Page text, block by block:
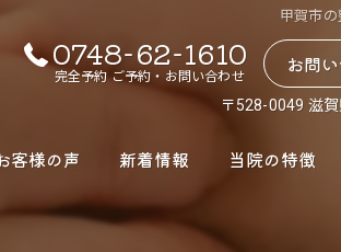
甲賀市
0748-62-1610
完全予約 ご予約・お問い合わせ お問
〒528-0049 滋
客様の声 新着情報 当院の特徴